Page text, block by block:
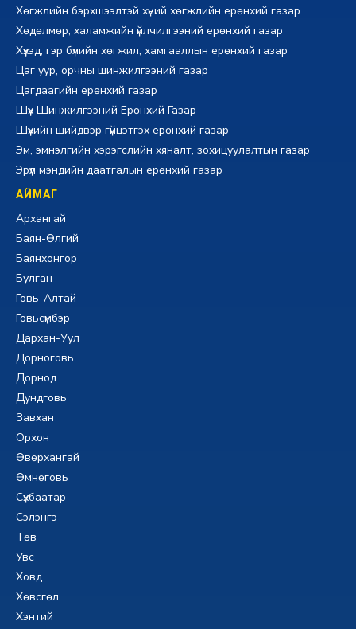
Хөгжлийн бэрхшээлтэй хүний хөгжлийн ерөнхий газар
Хөдөлмөр, халамжийн үйлчилгээний ерөнхий газар
Хүүхэд, гэр бүлийн хөгжил, хамгааллын ерөнхий газар
Цаг уур, орчны шинжилгээний газар
Цагдаагийн ерөнхий газар
Шүүх Шинжилгээний Ерөнхий Газар
Шүүхийн шийдвэр гүйцэтгэх ерөнхий газар
Эм, эмнэлгийн хэрэгслийн хяналт, зохицуулалтын газар
Эрүүл мэндийн даатгалын ерөнхий газар
АЙМАГ
Архангай
Баян-Өлгий
Баянхонгор
Булган
Говь-Алтай
Говьсүмбэр
Дархан-Уул
Дорноговь
Дорнод
Дундговь
Завхан
Орхон
Өвөрхангай
Өмнөговь
Сүхбаатар
Сэлэнгэ
Төв
Увс
Ховд
Хөвсгөл
Хэнтий